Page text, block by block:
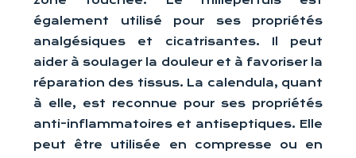
également utilisé pour ses propriétés
analgésiques et cicatrisantes. Il peut
aider à soulager la douleur et à favoriser la
réparation des tissus. La calendula, quant
à elle, est reconnue pour ses propriétés
anti-inflammatoires et antiseptiques. Elle
peut être utilisée en compresse ou en